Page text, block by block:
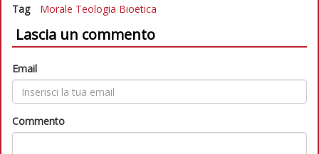
Tag
Morale Teologia Bioetica
Lascia un commento
Email
Commento